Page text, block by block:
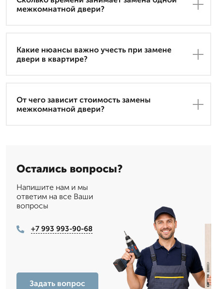
межкомнатной двери?
Какие нюансы важно учесть при замене
двери в квартире?
От чего зависит стоимость замены
межкомнатной двери?
Остались вопросы?
Напишите нам и мы
ответим на все Ваши
вопросы
+7 993 993-90-68
Задать вопрос